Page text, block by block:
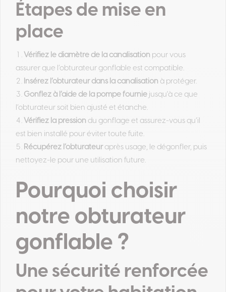
Étapes de mise en
place
Vérifiez le diamètre de la canalisation pour vous
assurer que l’obturateur gonflable est compatible.
Insérez l’obturateur dans la canalisation à protéger.
Gonflez à l’aide de la pompe fournie jusqu'à ce que
l’obturateur soit bien ajusté et étanche.
Vérifiez la pression du gonflage et assurez-vous qu’il
est bien installé pour éviter toute fuite.
Récupérez l’obturateuraprès usage, le dégonfler, puis
nettoyez-le pour une utilisation future.
Pourquoi choisir
notre obturateur
gonflable ?
Une sécurité renforcée